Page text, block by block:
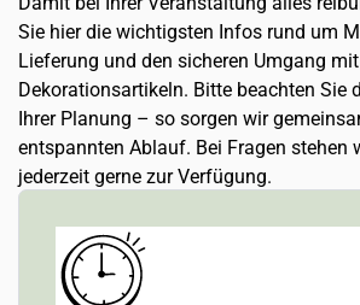
Sie hier die wichtigsten Infos rund um
Lieferung und den sicheren Umgang
Dekorationsartikeln. Bitte beachten Sie
Ihrer Planung – so sorgen wir
entspannten Ablauf. Bei Fragen stehen
jederzeit gerne zur Verfügung.